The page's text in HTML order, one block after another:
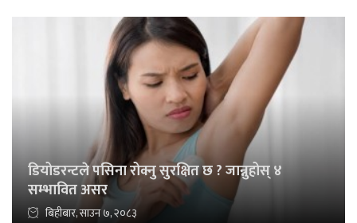
डियोडरन्टले पसिना रोक्नु सुरक्षित छ ? जान्नुहोस् ४
सम्भावित असर
बिहीबार, साउन ७, २०८३